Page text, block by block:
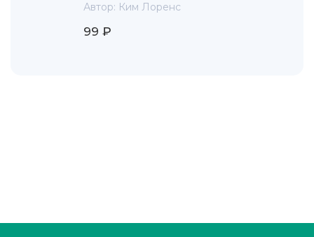
Автор: Ким Лоренс
99 ₽